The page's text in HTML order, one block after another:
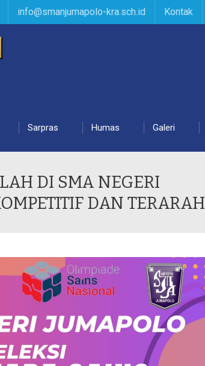
info@smanjumapolo-kra.sch.id Kontak
Sarpras Humas Galeri
DI SMA NEGERI
DAN TERARAH